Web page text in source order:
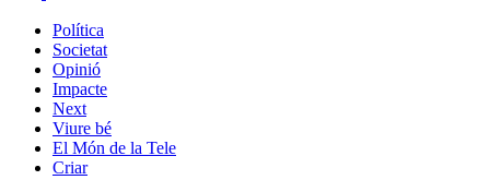
Política
Societat
Opinió
Impacte
Next
Viure bé
El Món de la Tele
Criar